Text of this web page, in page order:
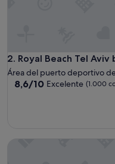
2. Royal Beach Tel
Royal Beach Tel Aviv by
Área del puerto deportivo
8.6
8,6/10 Excelente (1.000